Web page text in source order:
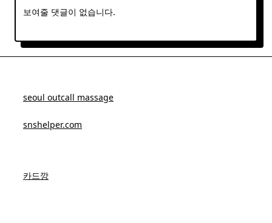
보여줄 댓글이 없습니다.
seoul outcall massage
snshelper.com
카드깡